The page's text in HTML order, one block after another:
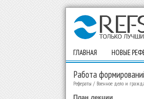
ГЛАВНАЯ НОВЫЕ
Работа
Рефераты / Военное дело и
План лекции